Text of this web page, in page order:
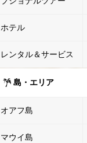
ホテル
レンタル＆サービス
島・エリア
オアフ島
マウイ島